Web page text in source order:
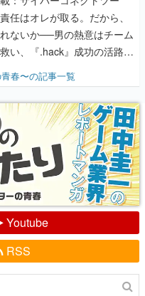
男児・松山 洋に流れる血は
』色だった【若ゲのいた
春〜の記事一覧
Youtube
RSS
グ